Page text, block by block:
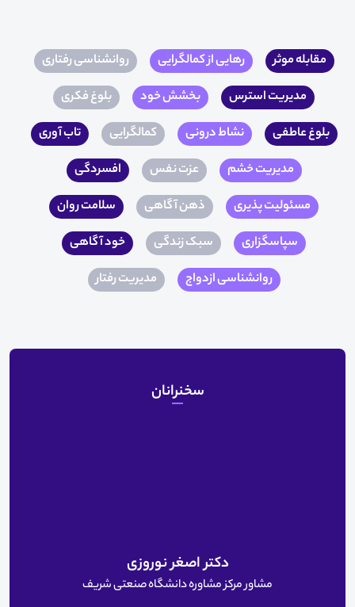
مقابله موثر رهایی از کمالگرایی
روانشناسی رفتاری
مدیریت استرس
بخشش خود
بلوغ فکری
بلوغ عاطفی
نشاط درونی کمالگرایی
تاب آوری
مدیریت خشم
عزت نفس
افسردگی
مسئولیت پذیری
ذهن آگاهی
سلامت روان
سپاسگزاری
سبک زندگی
خود آگاهی
روانشناسی ازدواج
مدیریت رفتار
سخنرانان
دکتر اصغر نوروزی
مشاور مرکز مشاوره دانشگاه صنعتی شریف